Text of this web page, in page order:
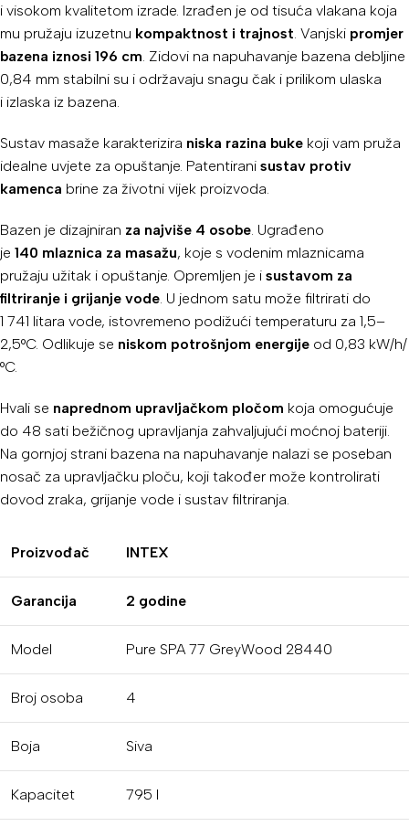
i visokom kvalitetom izrade. Izrađen je od tisuća vlakana koja
mu pružaju izuzetnu kompaktnost i trajnost. Vanjski promjer
bazena iznosi 196 cm. Zidovi na napuhavanje bazena debljine
0,84 mm stabilni su i održavaju snagu čak i prilikom ulaska
i izlaska iz bazena.
Sustav masaže karakterizira niska razina buke koji vam pruža
idealne uvjete za opuštanje. Patentirani sustav protiv
kamenca brine za životni vijek proizvoda.
Bazen je dizajniran za najviše 4 osobe. Ugrađeno
je 140 mlaznica za masažu, koje s vodenim mlaznicama
pružaju užitak i opuštanje. Opremljen je i sustavom za
filtriranje i grijanje vode. U jednom satu može filtrirati do
1 741 litara vode, istovremeno podižući temperaturu za 1,5–
2,5°C. Odlikuje se niskom potrošnjom energije od 0,83 kW/h/
°C.
Hvali se naprednom upravljačkom pločom koja omogućuje
do 48 sati bežičnog upravljanja zahvaljujući moćnoj bateriji.
Na gornjoj strani bazena na napuhavanje nalazi se poseban
nosač za upravljačku ploču, koji također može kontrolirati
dovod zraka, grijanje vode i sustav filtriranja.
Proizvođač INTEX
Garancija 2 godine
Model Pure SPA 77 GreyWood 28440
Broj osoba 4
Boja Siva
Kapacitet 795 l